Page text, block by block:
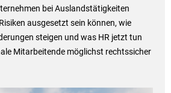
bei Auslandstätigkeiten
ausgesetzt sein können, wie
steigen und was HR jetzt tun
Mitarbeitende möglichst rechtssicher